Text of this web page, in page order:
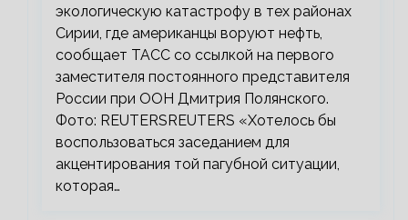
экологическую катастрофу в тех районах
Сирии, где американцы воруют нефть,
сообщает ТАСС со ссылкой на первого
заместителя постоянного представителя
России при ООН Дмитрия Полянского.
Фото: REUTERSREUTERS «Хотелось бы
воспользоваться заседанием для
акцентирования той пагубной ситуации,
которая…